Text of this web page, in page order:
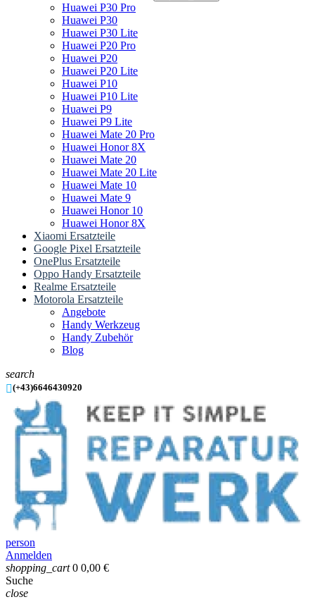
Huawei P30 Pro
Huawei P30
Huawei P30 Lite
Huawei P20 Pro
Huawei P20
Huawei P20 Lite
Huawei P10
Huawei P10 Lite
Huawei P9
Huawei P9 Lite
Huawei Mate 20 Pro
Huawei Honor 8X
Huawei Mate 20
Huawei Mate 20 Lite
Huawei Mate 10
Huawei Mate 9
Huawei Honor 10
Huawei Honor 8X
Xiaomi Ersatzteile
Google Pixel Ersatzteile
OnePlus Ersatzteile
Oppo Handy Ersatzteile
Realme Ersatzteile
Motorola Ersatzteile
Angebote
Handy Werkzeug
Handy Zubehör
Blog
search
(+43)6646430920
person
Anmelden
shopping_cart 0 0,00 €
Suche
close